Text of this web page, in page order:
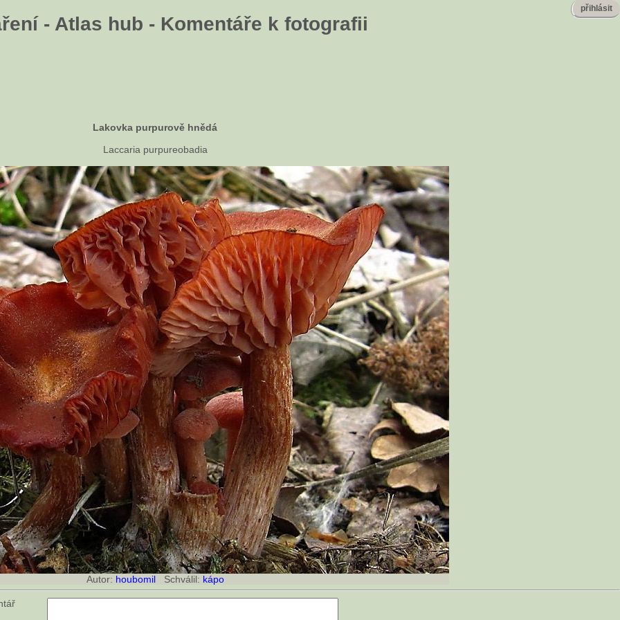
- Atlas hub - Komentáře k fotografii
přihlásit
Lakovka purpurově hnědá
Laccaria purpureobadia
Autor: houbomilSchválil: kápo